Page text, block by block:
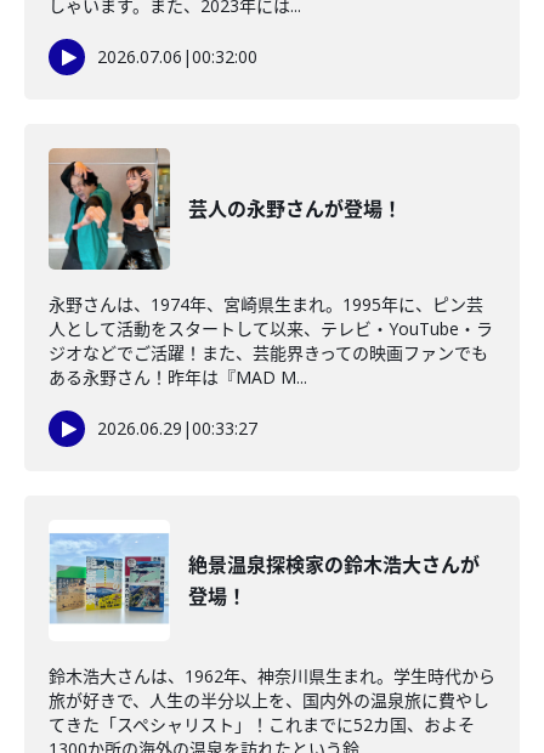
しゃいます。また、2023年には...
2026.07.06 |00:32:00
芸人の永野さんが登場！
永野さんは、1974年、宮崎県生まれ。1995年に、ピン芸
人として活動をスタートして以来、テレビ・YouTube・ラ
ジオなどでご活躍！また、芸能界きっての映画ファンでも
ある永野さん！昨年は『MAD M...
2026.06.29 |00:33:27
絶景温泉探検家の鈴木浩大さんが
登場！
鈴木浩大さんは、1962年、神奈川県生まれ。学生時代から
旅が好きで、人生の半分以上を、国内外の温泉旅に費やし
てきた「スペシャリスト」！これまでに52カ国、およそ